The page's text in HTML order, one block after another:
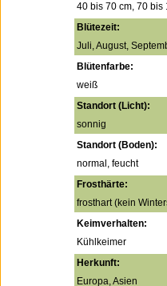
40 bis 70 cm, 70 bis
Blütezeit:
Juli, August,
Blütenfarbe:
weiß
Standort (Licht):
sonnig
Standort (Boden):
normal, feucht
Frosthärte:
frosthart (kein
Keimverhalten:
Kühlkeimer
Herkunft:
Europa, Asien